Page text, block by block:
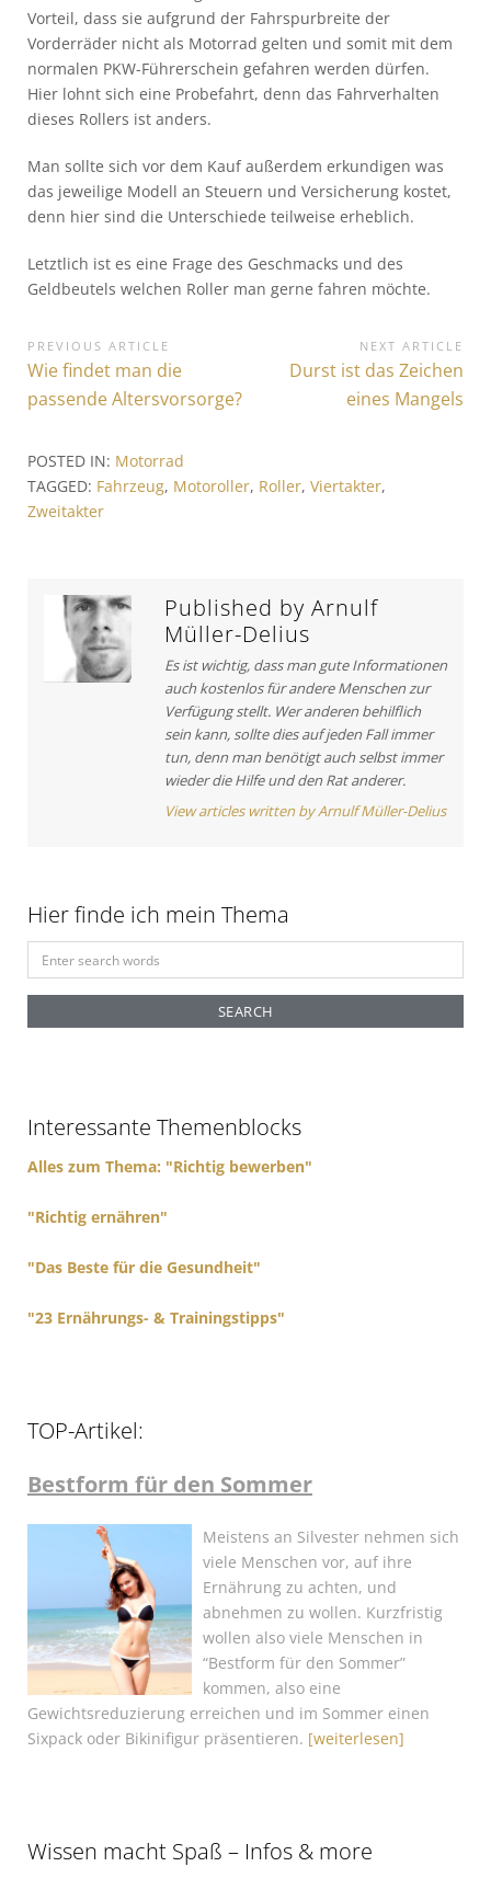
Vorteil, dass sie aufgrund der Fahrspurbreite der
Vorderräder nicht als Motorrad gelten und somit mit dem
normalen PKW-Führerschein gefahren werden dürfen.
Hier lohnt sich eine Probefahrt, denn das Fahrverhalten
dieses Rollers ist anders.
Man sollte sich vor dem Kauf außerdem erkundigen was
das jeweilige Modell an Steuern und Versicherung kostet,
denn hier sind die Unterschiede teilweise erheblich.
Letztlich ist es eine Frage des Geschmacks und des
Geldbeutels welchen Roller man gerne fahren möchte.
B
e
i
t
r
a
o
n
PREVIOUS ARTICLE
P
r
i
o
u
Wie findet man die
passende Altersvorsorge?
NEXT ARTICLE
N
r
e
:
Durst ist das Zeichen
eines Mangels
POSTED IN: Motorrad
TAGGED: Fahrzeug, Motoroller, Roller, Viertakter,
Zweitakter
Published by Arnulf
Müller-Delius
Es ist wichtig, dass man gute Informationen
auch kostenlos für andere Menschen zur
Verfügung stellt. Wer anderen behilflich
sein kann, sollte dies auf jeden Fall immer
tun, denn man benötigt auch selbst immer
wieder die Hilfe und den Rat anderer.
View articles written by Arnulf Müller-Delius
Hier finde ich mein Thema
e
r
o
Interessante Themenblocks
Alles zum Thema: "Richtig bewerben"
"Richtig ernähren"
"Das Beste für die Gesundheit"
"23 Ernährungs- & Trainingstipps"
TOP-Artikel:
Bestform für den Sommer
Meistens an Silvester nehmen sich
viele Menschen vor, auf ihre
Ernährung zu achten, und
abnehmen zu wollen. Kurzfristig
wollen also viele Menschen in
“Bestform für den Sommer”
kommen, also eine
Gewichtsreduzierung erreichen und im Sommer einen
Sixpack oder Bikinifigur präsentieren. [weiterlesen]
Wissen macht Spaß – Infos & more